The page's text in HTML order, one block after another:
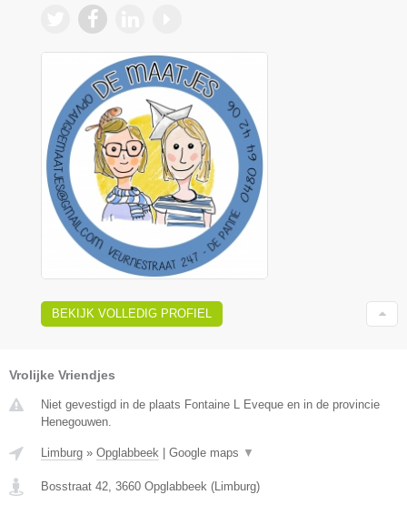
BEKIJK VOLLEDIG PROFIEL
Vrolijke Vriendjes
Niet gevestigd in de plaats Fontaine L Eveque en in de provincie
Henegouwen.
Limburg » Opglabbeek Google maps ▼
Bosstraat 42 3660 Opglabbeek ( Limburg)